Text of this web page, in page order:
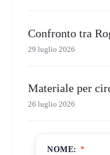
Confronto tra
29 luglio 2026
Materiale per
26 luglio 2026
NOME: *